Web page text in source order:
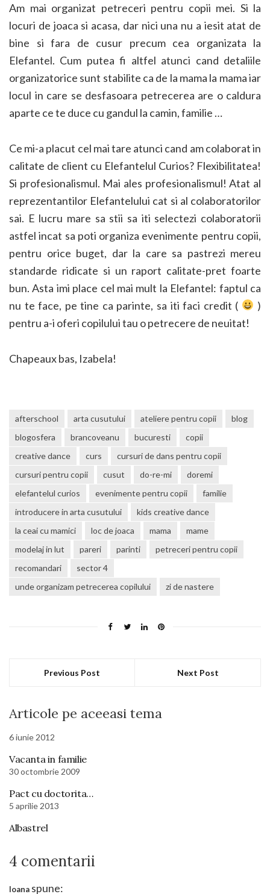
Am mai organizat petreceri pentru copii mei. Si la
locuri de joaca si acasa, dar nici una nu a iesit atat de
bine si fara de cusur precum cea organizata la
Elefantel. Cum putea fi altfel atunci cand detaliile
organizatorice sunt stabilite ca de la mama la mama iar
locul in care se desfasoara petrecerea are o caldura
aparte ce te duce cu gandul la camin, familie …
Ce mi-a placut cel mai tare atunci cand am colaborat in
calitate de client cu Elefantelul Curios? Flexibilitatea!
Si profesionalismul. Mai ales profesionalismul! Atat al
reprezentantilor Elefantelului cat si al colaboratorilor
sai. E lucru mare sa stii sa iti selectezi colaboratorii
astfel incat sa poti organiza evenimente pentru copii,
pentru orice buget, dar la care sa pastrezi mereu
standarde ridicate si un raport calitate-pret foarte
bun. Asta imi place cel mai mult la Elefantel: faptul ca
nu te face, pe tine ca parinte, sa iti faci credit (
)
pentru a-i oferi copilului tau o petrecere de neuitat!
Chapeaux bas, Izabela!
afterschool arta cusutului ateliere pentru copii
blog
blogosfera
brancoveanu bucuresti
copii
creative dance
curs
cursuri de dans pentru copii
cursuri pentru copii
cusut do-re-mi
doremi
elefantelul curios
evenimente pentru copii
familie
introducere in arta cusutului
kids creative dance
la ceai cu mamici
loc de joaca mama
mame
modelaj in lut
pareri parinti
petreceri pentru copii
recomandari
sector 4
unde organizam petrecerea copilului
zi de nastere
Previous Post Next Post
Articole pe aceeasi tema
6 iunie 2012
Vacanta in familie
30 octombrie 2009
Pact cu doctorita…
5 aprilie 2013
Albastrel
4 comentarii
Ioana spune: